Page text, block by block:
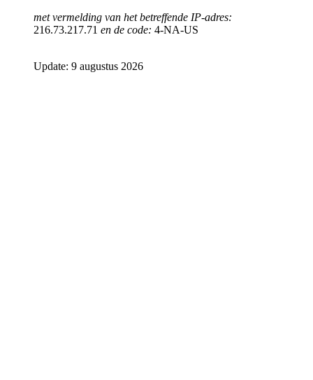
met vermelding van het betreffende IP-adres:
216.73.217.71 en de code: 4-NA-US
Update: 9 augustus 2026